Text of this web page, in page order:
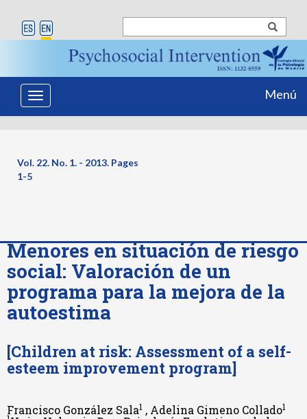
Toggle
navigation
Menú
Vol. 22. No. 1. - 2013. Pages
1-5
Menores en situación de riesgo
social: Valoración de un
programa para la mejora de la
autoestima
[Children at risk: Assessment of a self-
esteem improvement program]
Francisco González Sala1 , Adelina Gimeno Collado1